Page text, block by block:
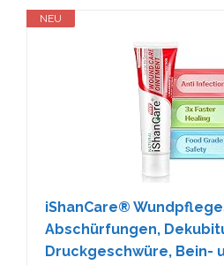
NEU
iShanCare®
Abschürfungen,
Druckgeschwüre, Bein-